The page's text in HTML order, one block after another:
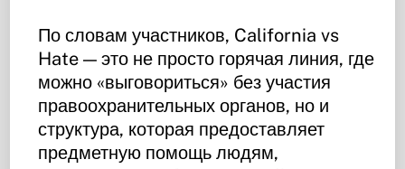
По словам участников, California vs
Hate — это не просто горячая линия, где
можно «выговориться» без участия
правоохранительных органов, но и
структура, которая предоставляет
предметную помощь людям,